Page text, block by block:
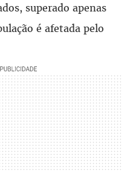
superado apenas
é afetada pelo